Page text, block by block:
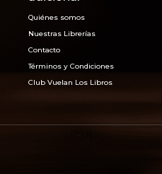
Quiénes somos
Nuestras Librerías
Contacto
Términos y Condiciones
Club Vuelan Los Libros